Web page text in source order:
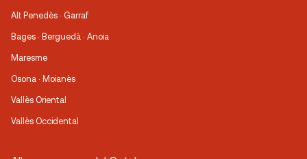
Alt Penedès · Garraf
Bages · Berguedà · Anoia
Maresme
Osona · Moianès
Vallès Oriental
Vallès Occidental